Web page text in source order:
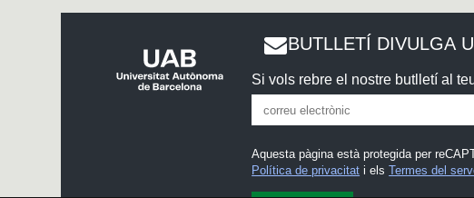
BUTLLETÍ DIVULGA
Si vols rebre el nostre butlletí al
Aquesta pàgina està protegida per
Política de privacitat i elsTermes del